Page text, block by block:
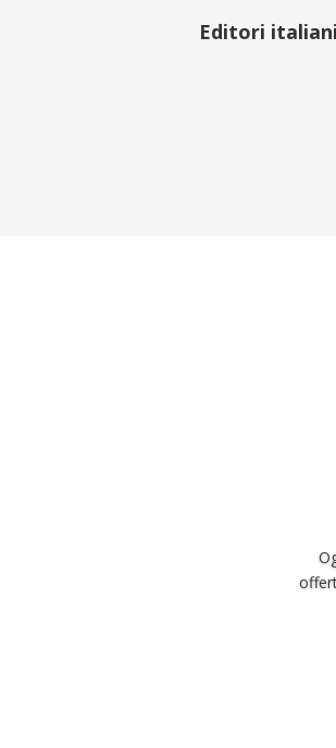
Editori